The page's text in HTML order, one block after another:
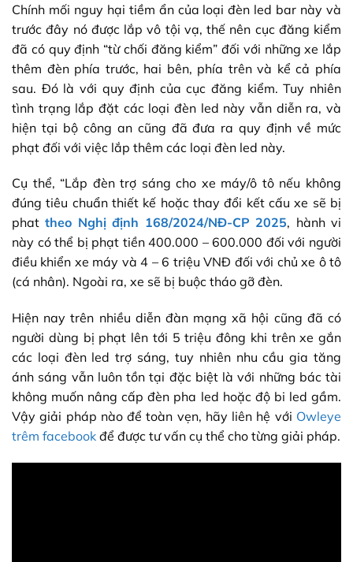
Chính mối nguy hại tiềm ẩn của loại đèn led bar này và
trước đây nó được lắp vô tội vạ, thế nên cục đăng kiểm
đã có quy định “từ chối đăng kiểm” đối với những xe lắp
thêm đèn phía trước, hai bên, phía trên và kể cả phía
sau. Đó là với quy định của cục đăng kiểm. Tuy nhiên
tình trạng lắp đặt các loại đèn led này vẫn diễn ra, và
hiện tại bộ công an cũng đã đưa ra quy định về mức
phạt đối với việc lắp thêm các loại đèn led này.
Cụ thể, “Lắp đèn trợ sáng cho xe máy/ô tô nếu không
đúng tiêu chuẩn thiết kế hoặc thay đổi kết cấu xe sẽ bị
phattheo Nghị định 168/2024/NĐ-CP 2025, hành vi
này có thể bị phạt tiền 400.000 – 600.000 đối với người
điều khiển xe máy và 4 – 6 triệu VNĐ đối với chủ xe ô tô
(cá nhân). Ngoài ra, xe sẽ bị buộc tháo gỡ đèn.
Hiện nay trên nhiều diễn đàn mạng xã hội cũng đã có
người dùng bị phạt lên tới 5 triệu đông khi trên xe gắn
các loại đèn led trợ sáng, tuy nhiên nhu cầu gia tăng
ánh sáng vẫn luôn tồn tại đặc biệt là với những bác tài
không muốn nâng cấp đèn pha led hoặc độ bi led gầm.
Vậy giải pháp nào để toàn vẹn, hãy liên hệ với Owleye
trêm facebook để được tư vấn cụ thể cho từng giải pháp.